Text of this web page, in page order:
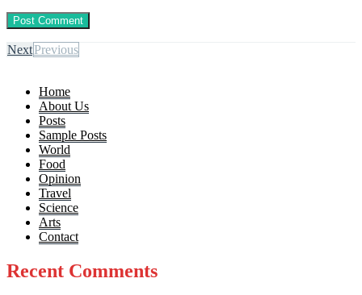
NextPrevious
Home
About Us
Posts
Sample Posts
World
Food
Opinion
Travel
Science
Arts
Contact
Recent Comments